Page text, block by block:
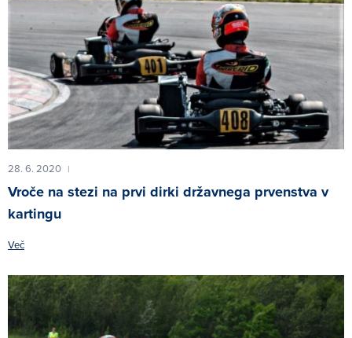
28. 6. 2020 |
Vroče na stezi na prvi dirki državnega prvenstva v
kartingu
Več